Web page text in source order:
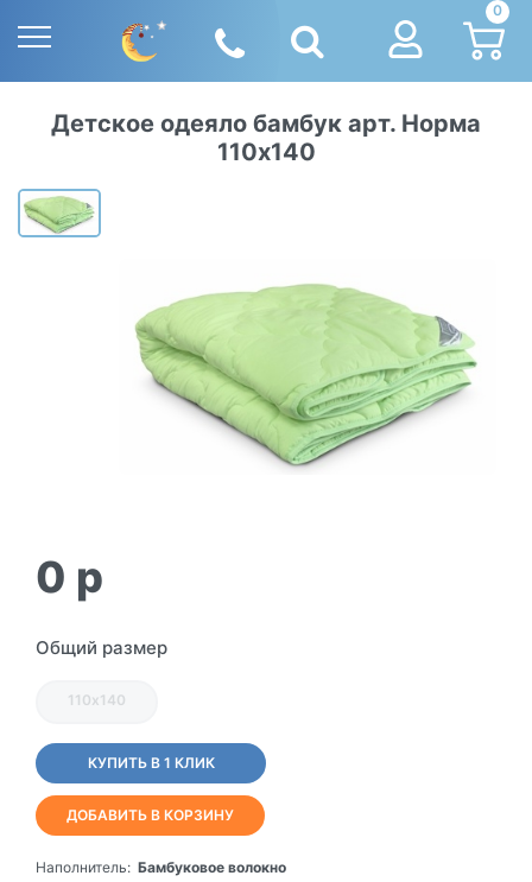
0
Детское одеяло бамбук арт. Норма
110х140
0 p
Общий размер
110х140
КУПИТЬ В 1 КЛИК
ДОБАВИТЬ В КОРЗИНУ
Наполнитель: Бамбуковое волокно